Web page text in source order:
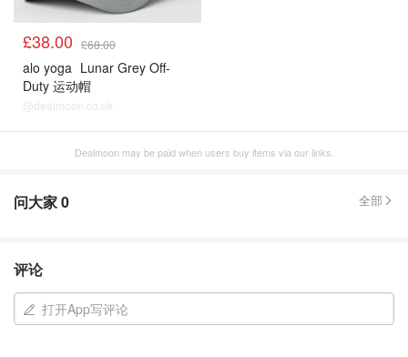
£38.00 £68.00
alo yoga Lunar Grey Off-
Duty 运动帽
@dealmoon.co.uk
Dealmoon may be paid when users buy items via our links.
问大家0 全部
评论
打开App写评论